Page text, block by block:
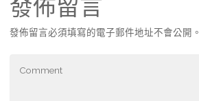
發佈留言
發佈留言必須填寫的電子郵件地址不會公開。